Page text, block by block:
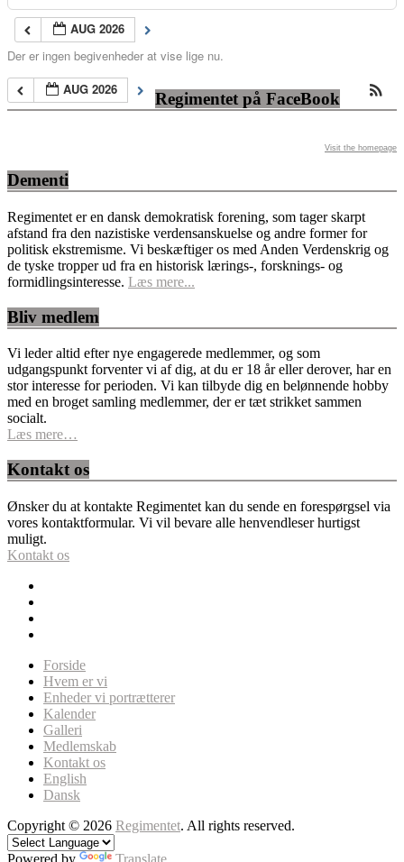
AUG 2026
Der er ingen begivenheder at vise lige nu.
AUG 2026
Regimentet på FaceBook
Visit the homepage
Dementi
Regimentet er en dansk demokratisk forening, som tager skarpt
afstand fra den nazistiske verdensanskuelse og andre former for
politisk ekstremisme. Vi beskæftiger os med Anden Verdenskrig og
de tyske tropper ud fra en historisk lærings-, forsknings- og
formidlingsinteresse. Læs mere...
Bliv medlem
Vi leder altid efter nye engagerede medlemmer, og som
udgangspunkt forventer vi af dig, at du er 18 år eller derover, har en
stor interesse for perioden. Vi kan tilbyde dig en belønnende hobby
med en broget samling medlemmer, der er tæt strikket sammen
socialt.
Læs mere…
Kontakt os
Ønsker du at kontakte Regimentet kan du sende en forespørgsel via
vores kontaktformular. Vi vil bevare alle henvendleser hurtigst
muligt.
Kontakt os
Forside
Hvem er vi
Enheder vi portrætterer
Kalender
Galleri
Medlemskab
Kontakt os
English
Dansk
Copyright © 2026 Regimentet. All rights reserved.
Powered by Translate